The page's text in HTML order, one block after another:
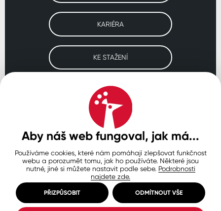
KARIÉRA
KE STAŽENÍ
Navštivte naše pobočky
SLOVENSKO POLSKO
Ochrana osobních údajů
Zásady používání souborů cookie
Nastavení cookies
© Copyright 2026 COLORLAK
Created by inCUBE
Aby náš web fungoval, jak má...
Používáme cookies, které nám pomáhají zlepšovat funkčnost
webu a porozumět tomu, jak ho používáte. Některé jsou
nutné, jiné si můžete nastavit podle sebe. Podrobnosti
najdete zde.
PŘIZPŮSOBIT ODMÍTNOUT VŠE